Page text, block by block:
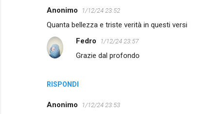
Anonimo 1/12/24 23:52
Quanta bellezza e triste verità in questi versi
RISPONDI
Fedro 1/12/24 23:57
Grazie dal profondo
Anonimo 1/12/24 23:53